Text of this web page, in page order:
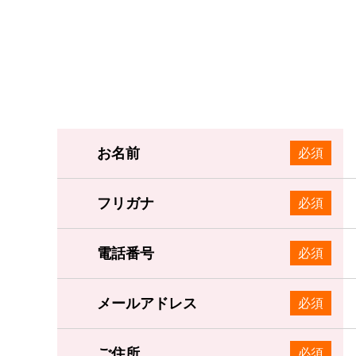
お名前 必須
フリガナ 必須
電話番号 必須
メールアドレス 必須
必須